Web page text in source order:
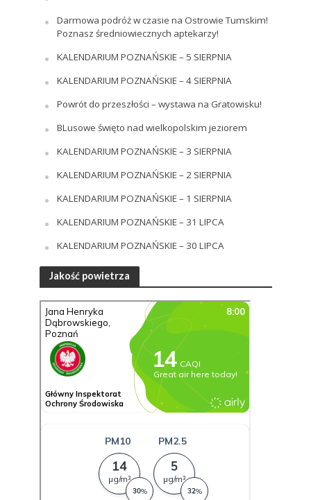
Darmowa podróż w czasie na Ostrowie Tumskim!
Poznasz średniowiecznych aptekarzy!
KALENDARIUM POZNAŃSKIE – 5 SIERPNIA
KALENDARIUM POZNAŃSKIE – 4 SIERPNIA
Powrót do przeszłości – wystawa na Gratowisku!
BLusowe święto nad wielkopolskim jeziorem
KALENDARIUM POZNAŃSKIE – 3 SIERPNIA
KALENDARIUM POZNAŃSKIE – 2 SIERPNIA
KALENDARIUM POZNAŃSKIE – 1 SIERPNIA
KALENDARIUM POZNAŃSKIE – 31 LIPCA
KALENDARIUM POZNAŃSKIE – 30 LIPCA
Jakość powietrza